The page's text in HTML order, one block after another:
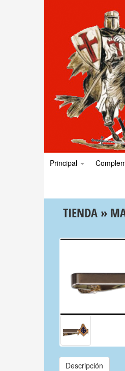
Principal
TIENDA »
Descripción